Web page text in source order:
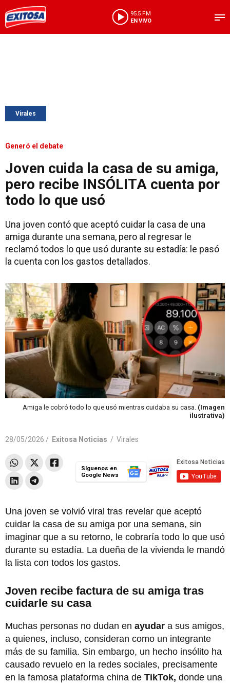
95.5 FM
EN VIVO
Virales
Generó el debate
Joven cuida la casa de su amiga,
pero recibe INSÓLITA cuenta por
todo lo que usó
Una joven contó que aceptó cuidar la casa de una
amiga durante una semana, pero al regresar le
reclamó todos lo que usó durante su estadía: le pasó
la cuenta con los gastos detallados.
Amiga le cobró todo lo que usó mientras cuidaba su casa. (Imagen
ilustrativa)
28/05/2026 / Exitosa Noticias / Virales
Síguenos en
Google News
Una joven se volvió viral tras revelar que aceptó
cuidar la casa de su amiga por una semana, sin
imaginar que a su retorno, le cobraría todo lo que usó
durante su estadía. La dueña de la vivienda le mandó
la lista con todos los gastos.
Joven recibe factura de su amiga tras
cuidarle su casa
Muchas personas no dudan en ayudar a sus amigos,
a quienes, incluso, consideran como un integrante
más de su familia. Sin embargo, un hecho insólito ha
causado revuelo en la redes sociales, precisamente
en la famosa plataforma china de TikTok, donde una